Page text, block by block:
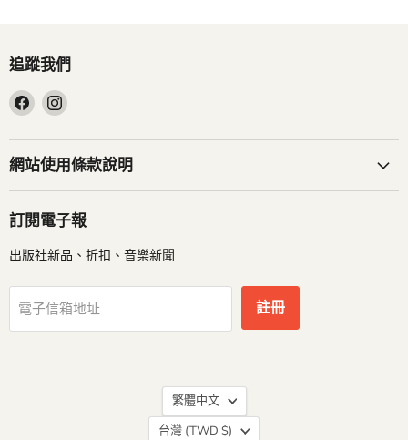
追蹤我們
在
Facebook
找
到
在
找
到
網站使用條款說明
訂閱電子報
出版社新品、折扣、音樂新聞
電子信箱地址 註冊
語
言
繁體中文
台灣
(TWD $)